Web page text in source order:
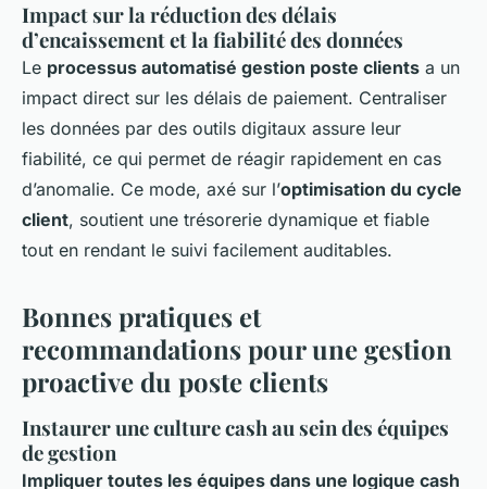
Impact sur la réduction des délais
d’encaissement et la fiabilité des données
Le processus automatisé gestion poste clients a un
impact direct sur les délais de paiement. Centraliser
les données par des outils digitaux assure leur
fiabilité, ce qui permet de réagir rapidement en cas
d’anomalie. Ce mode, axé sur l’optimisation du cycle
client, soutient une trésorerie dynamique et fiable
tout en rendant le suivi facilement auditables.
Bonnes pratiques et
recommandations pour une gestion
proactive du poste clients
Instaurer une culture cash au sein des équipes
de gestion
Impliquer toutes les équipes dans une logique cash